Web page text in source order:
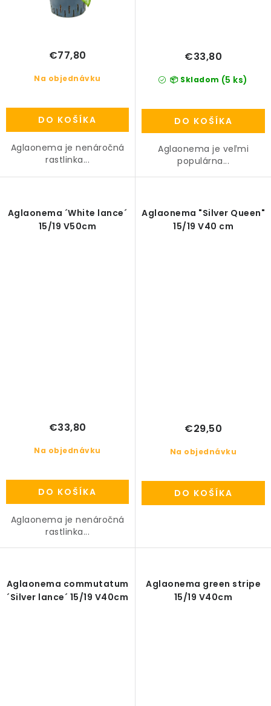
Na objednávku
€77,80
DO KOŠÍKA
Aglaonema je nenáročná
rastlinka...
📦 Skladom (5 ks)
€33,80
DO KOŠÍKA
Aglaonema je veľmi
populárna...
Aglaonema ´White lance´
15/19 V50cm
Na objednávku
€33,80
DO KOŠÍKA
Aglaonema je nenáročná
rastlinka...
Aglaonema "Silver Queen"
15/19 V40 cm
Na objednávku
€29,50
DO KOŠÍKA
Aglaonema commutatum
´Silver lance´ 15/19 V40cm
Aglaonema green stripe
15/19 V40cm